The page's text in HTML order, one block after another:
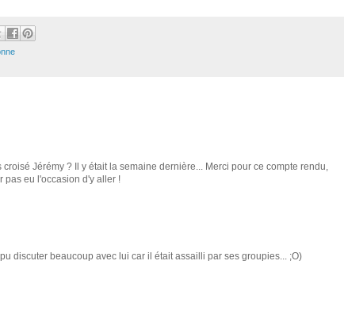
Jérémy ? Il y était la semaine dernière... Merci pour ce compte rendu,
pas eu l'occasion d'y aller !
discuter beaucoup avec lui car il était assailli par ses groupies... ;O)